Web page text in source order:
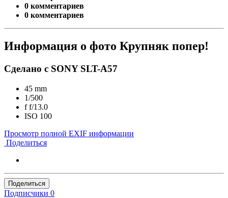
0 комментариев
0 комментариев
Информация о фото Крупняк попер!
Сделано с SONY SLT-A57
45 mm
1/500
ff/13.0
ISO 100
Просмотр полной EXIF информации
Поделиться
Поделиться
Подписчики 0